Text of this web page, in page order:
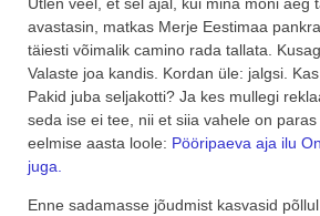
Ütlen veel, et sel ajal, kui mina mõni aeg
avastasin, matkas Merje Eestimaa
täiesti võimalik camino rada tallata.
Valaste joa kandis. Kordan üle: jalgsi.
Pakid juba seljakotti? Ja kes mullegi
seda ise ei tee, nii et siia vahele on
eelmise aasta loole: Pööripaeva aja ilu
juga.
Enne sadamasse jõudmist kasvasid